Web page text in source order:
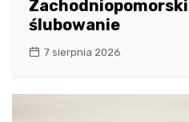
ślubowanie
7 sierpnia 2026